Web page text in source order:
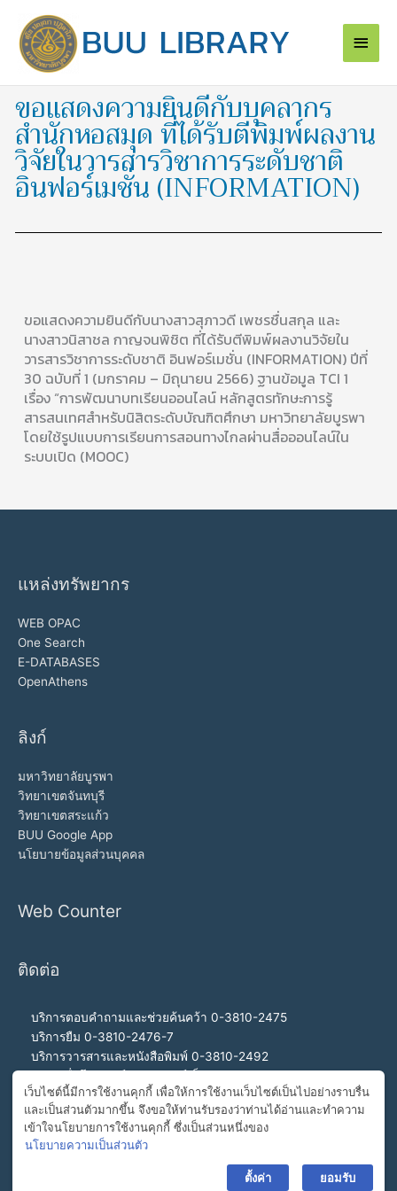
content
Main
ขอแสดงความยินดีกับบุคลากร
สำนักหอสมุด ที่ได้รับตีพิมพ์ผลงาน
วิจัยในวารสารวิชาการระดับชาติ
อินฟอร์เมชั่น (INFORMATION)
ขอแสดงความยินดีกับนางสาวสุภาวดี เพชรชื่นสกุล และ
นางสาวนิสาชล กาญจนพิชิต ที่ได้รับตีพิมพ์ผลงานวิจัยใน
วารสารวิชาการระดับชาติ อินฟอร์เมชั่น (INFORMATION) ปีที่
30 ฉบับที่ 1 (มกราคม – มิถุนายน 2566) ฐานข้อมูล TCI 1
เรื่อง “การพัฒนาบทเรียนออนไลน์ หลักสูตรทักษะการรู้
สารสนเทศสำหรับนิสิตระดับบัณฑิตศึกษา มหาวิทยาลัยบูรพา
โดยใช้รูปแบบการเรียนการสอนทางไกลผ่านสื่อออนไลน์ใน
ระบบเปิด (MOOC)
แหล่งทรัพยากร
WEB OPAC
One Search
E-DATABASES
OpenAthens
ลิงก์
มหาวิทยาลัยบูรพา
วิทยาเขตจันทบุรี
วิทยาเขตสระแก้ว
BUU Google App
นโยบายข้อมูลส่วนบุคคล
Web Counter
ติดต่อ
บริการตอบคำถามและช่วยค้นคว้า 0-3810-2475
บริการยืม 0-3810-2476-7
บริการวารสารและหนังสือพิมพ์ 0-3810-2492
สำนักงานผู้อำนวยการ 0-3810-2460, 0-3810-2465
สายด่วนผู้อำนวยการ 092-989-2993
อีเมล buulibrary@buu.ac.th
เว็บไซต์นี้มีการใช้งานคุกกี้ เพื่อให้การใช้งานเว็บไซต์เป็นไปอย่างราบรื่น
และเป็นส่วนตัวมากขึ้น จึงขอให้ท่านรับรองว่าท่านได้อ่านและทำความ
เข้าใจนโยบายการใช้งานคุกกี้ ซึ่งเป็นส่วนหนึ่งของ
นโยบายความเป็นส่วนตัว
ตั้งค่า ยอมรับ